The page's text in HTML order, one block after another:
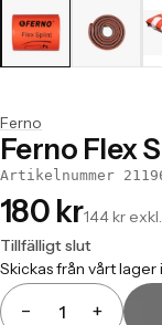
Ferno
Ferno Flex
Artikelnummer
180 kr144 kr
Tillfälligt slut
Skickas från vårt
− +